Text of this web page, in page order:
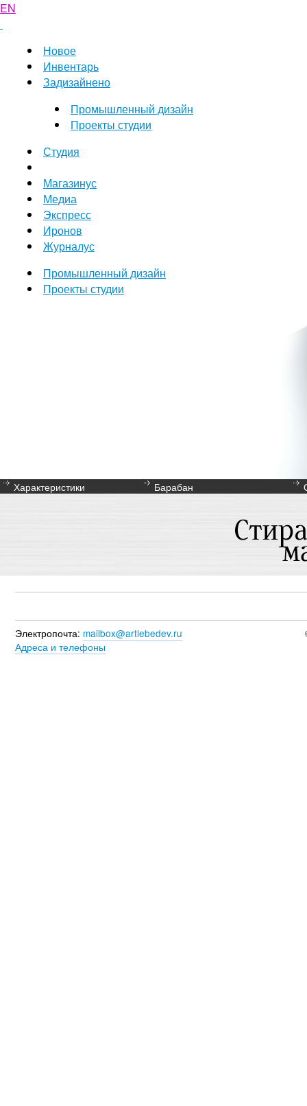
EN
Новое
Инвентарь
Задизайнено
Промышленный дизайн
Проекты студии
Студия
Магазинус
Медиа
Экспресс
Иронов
Журналус
Промышленный дизайн
Проекты студии
Характеристики Барабан
Электропочта: mailbox@artlebedev.ru
Адреса и телефоны